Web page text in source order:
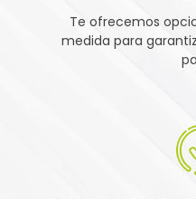
Te ofrecemos
medida para